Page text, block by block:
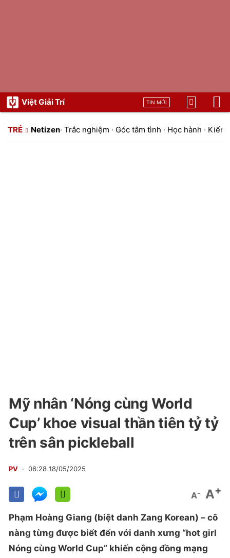
Việt Giải Trí TIN MỚI
TRẺ Netizen· Trắc nghiệm · Góc tâm tình · Học hành · Kiến
Mỹ nhân ‘Nóng cùng World
Cup’ khoe visual thần tiên tỷ tỷ
trên sân pickleball
PV 06:28 18/05/2025
A- A+
Phạm Hoàng Giang (biệt danh Zang Korean) – cô
nàng từng được biết đến với danh xưng “hot girl
Nóng cùng World Cup” khiến cộng đồng mạng